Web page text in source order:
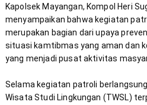
Kapolsek Mayangan, Kompol Heri
menyampaikan bahwa kegiatan
merupakan bagian dari upaya
situasi kamtibmas yang aman dan
Selama kegiatan patroli
Wisata Studi Lingkungan (TWSL)